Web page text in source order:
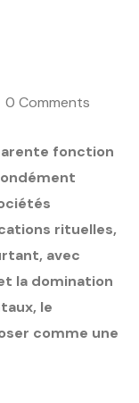
0 Comments
fonction
rituelles,
avec
la domination
le
comme une